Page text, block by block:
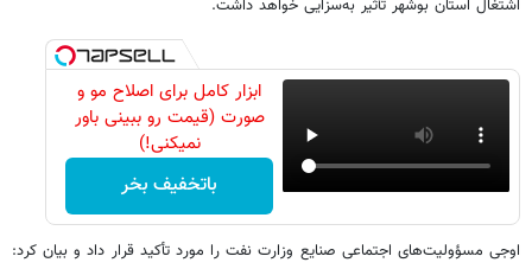
اشتغال استان بوشهر تأثیر به‌سزایی خواهد داشت.
ابزار کامل برای اصلاح مو و
صورت (قیمت رو ببینی باور
نمیکنی!)
باتخفیف بخر
اوجی مسؤولیت‌های اجتماعی صنایع وزارت نفت را مورد تأکید قرار داد و بیان کرد: